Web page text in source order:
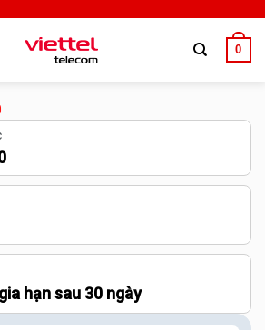
0
hạn sau 30 ngày